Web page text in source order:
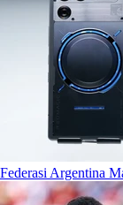
Federasi Argentina